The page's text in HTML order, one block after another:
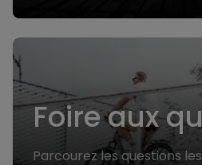
Foire aux
Parcourez les questions